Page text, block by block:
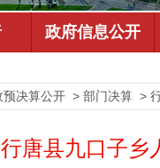
决算公开 > 部门决算 >
行唐县九口子乡